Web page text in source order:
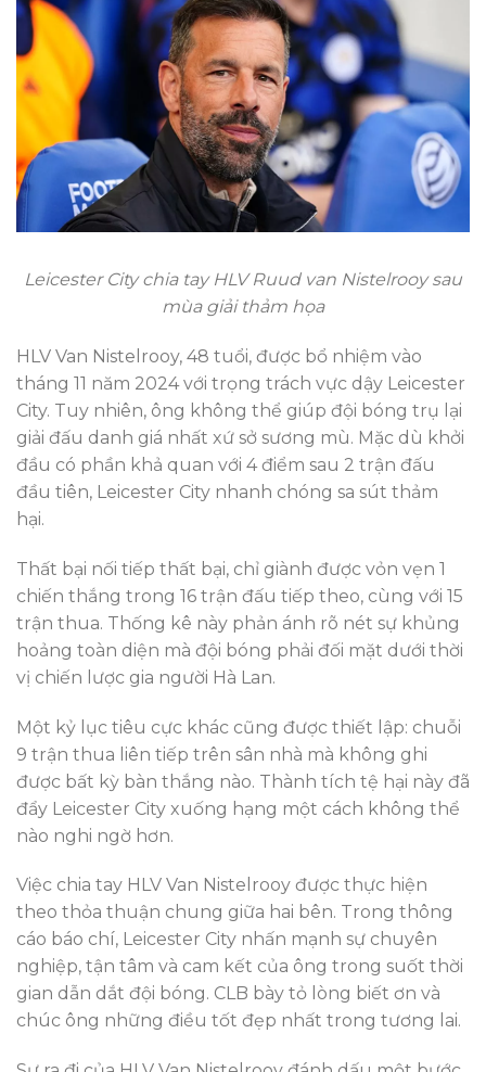
Leicester City chia tay HLV Ruud van Nistelrooy sau
mùa giải thảm họa
HLV Van Nistelrooy, 48 tuổi, được bổ nhiệm vào
tháng 11 năm 2024 với trọng trách vực dậy Leicester
City. Tuy nhiên, ông không thể giúp đội bóng trụ lại
giải đấu danh giá nhất xứ sở sương mù. Mặc dù khởi
đầu có phần khả quan với 4 điểm sau 2 trận đấu
đầu tiên, Leicester City nhanh chóng sa sút thảm
hại.
Thất bại nối tiếp thất bại, chỉ giành được vỏn vẹn 1
chiến thắng trong 16 trận đấu tiếp theo, cùng với 15
trận thua. Thống kê này phản ánh rõ nét sự khủng
hoảng toàn diện mà đội bóng phải đối mặt dưới thời
vị chiến lược gia người Hà Lan.
Một kỷ lục tiêu cực khác cũng được thiết lập: chuỗi
9 trận thua liên tiếp trên sân nhà mà không ghi
được bất kỳ bàn thắng nào. Thành tích tệ hại này đã
đẩy Leicester City xuống hạng một cách không thể
nào nghi ngờ hơn.
Việc chia tay HLV Van Nistelrooy được thực hiện
theo thỏa thuận chung giữa hai bên. Trong thông
cáo báo chí, Leicester City nhấn mạnh sự chuyên
nghiệp, tận tâm và cam kết của ông trong suốt thời
gian dẫn dắt đội bóng. CLB bày tỏ lòng biết ơn và
chúc ông những điều tốt đẹp nhất trong tương lai.